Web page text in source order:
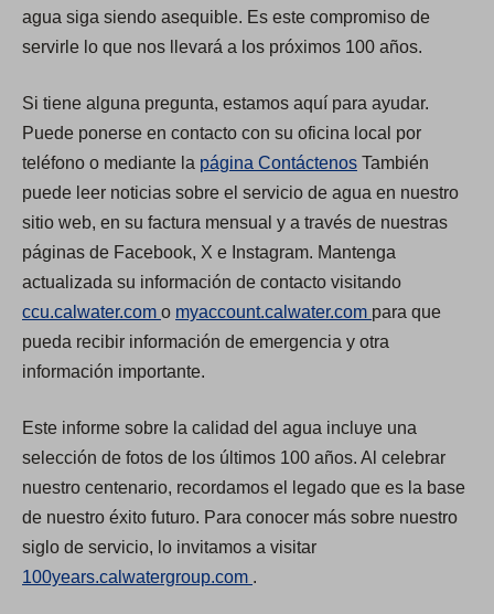
agua siga siendo asequible. Es este compromiso de
servirle lo que nos llevará a los próximos 100 años.
Si tiene alguna pregunta, estamos aquí para ayudar.
Puede ponerse en contacto con su oficina local por
teléfono o mediante la página Contáctenos También
puede leer noticias sobre el servicio de agua en nuestro
sitio web, en su factura mensual y a través de nuestras
páginas de Facebook, X e Instagram. Mantenga
actualizada su información de contacto visitando
ccu.calwater.com (
O
p
n
s
i
n
a
n
o myaccount.calwater.com (
O
n
s
i
n
para que
pueda recibir información de emergencia y otra
información importante.
Este informe sobre la calidad del agua incluye una
selección de fotos de los últimos 100 años. Al celebrar
nuestro centenario, recordamos el legado que es la base
de nuestro éxito futuro. Para conocer más sobre nuestro
siglo de servicio, lo invitamos a visitar
100years.calwatergroup.com .